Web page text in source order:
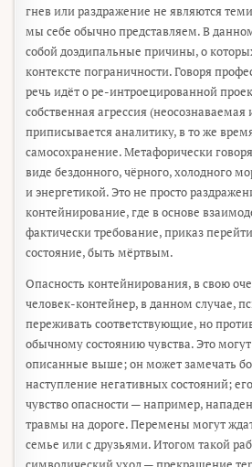
гнев или раздражение не являются
мы себе обычно представляем. В
собой доэдипальные причины, о
контексте пограничности. Говоря
речь идёт о ре-интроецированной
собственная агрессия
приписывается аналитику, в то же
самосохранение. Метафорически
виде бездонного, чёрного, холодного
и энергетикой. Это не просто
контейнирование, где в основе
фактически требование, приказ
состояние, быть мёртвым.
Опасность контейнирования, в свою
человек-контейнер, в данном случае,
переживать соответствующие, но
обычному состоянию чувства. Это
описанные выше; он может замечать
наступление негативных состояний;
чувство опасности — например,
травмы на дороге. Перемены могут
семье или с друзьями. Итогом такой